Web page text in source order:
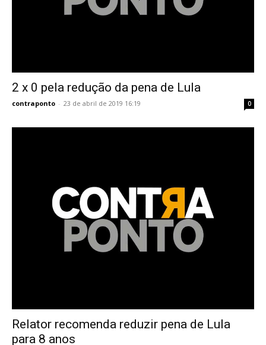
2 x 0 pela redução da pena de Lula
contraponto - 23 de abril de 2019 16:19 0
Relator recomenda reduzir pena de Lula
para 8 anos